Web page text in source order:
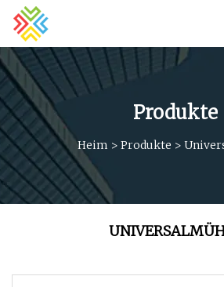
Produkte
Heim > Produkte >